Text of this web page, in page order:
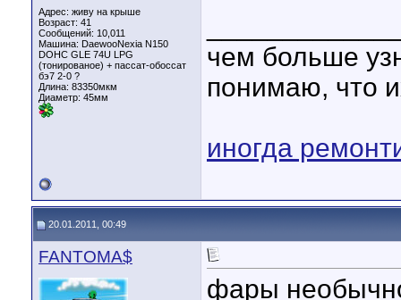
Адрес: живу на крыше
Возраст: 41
Сообщений: 10,011
Машина: DaewooNexia N150
DOHC GLE 74U LPG
(тонированое) + пассат-обоссат
бэ7 2-0 ?
Длина: 83350мкм
Диаметр: 45мм
чем больше
понимаю, что
иногда
20.01.2011, 00:49
FANTOMA$
фары